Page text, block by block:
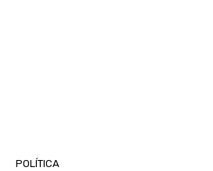
POLÍTICA